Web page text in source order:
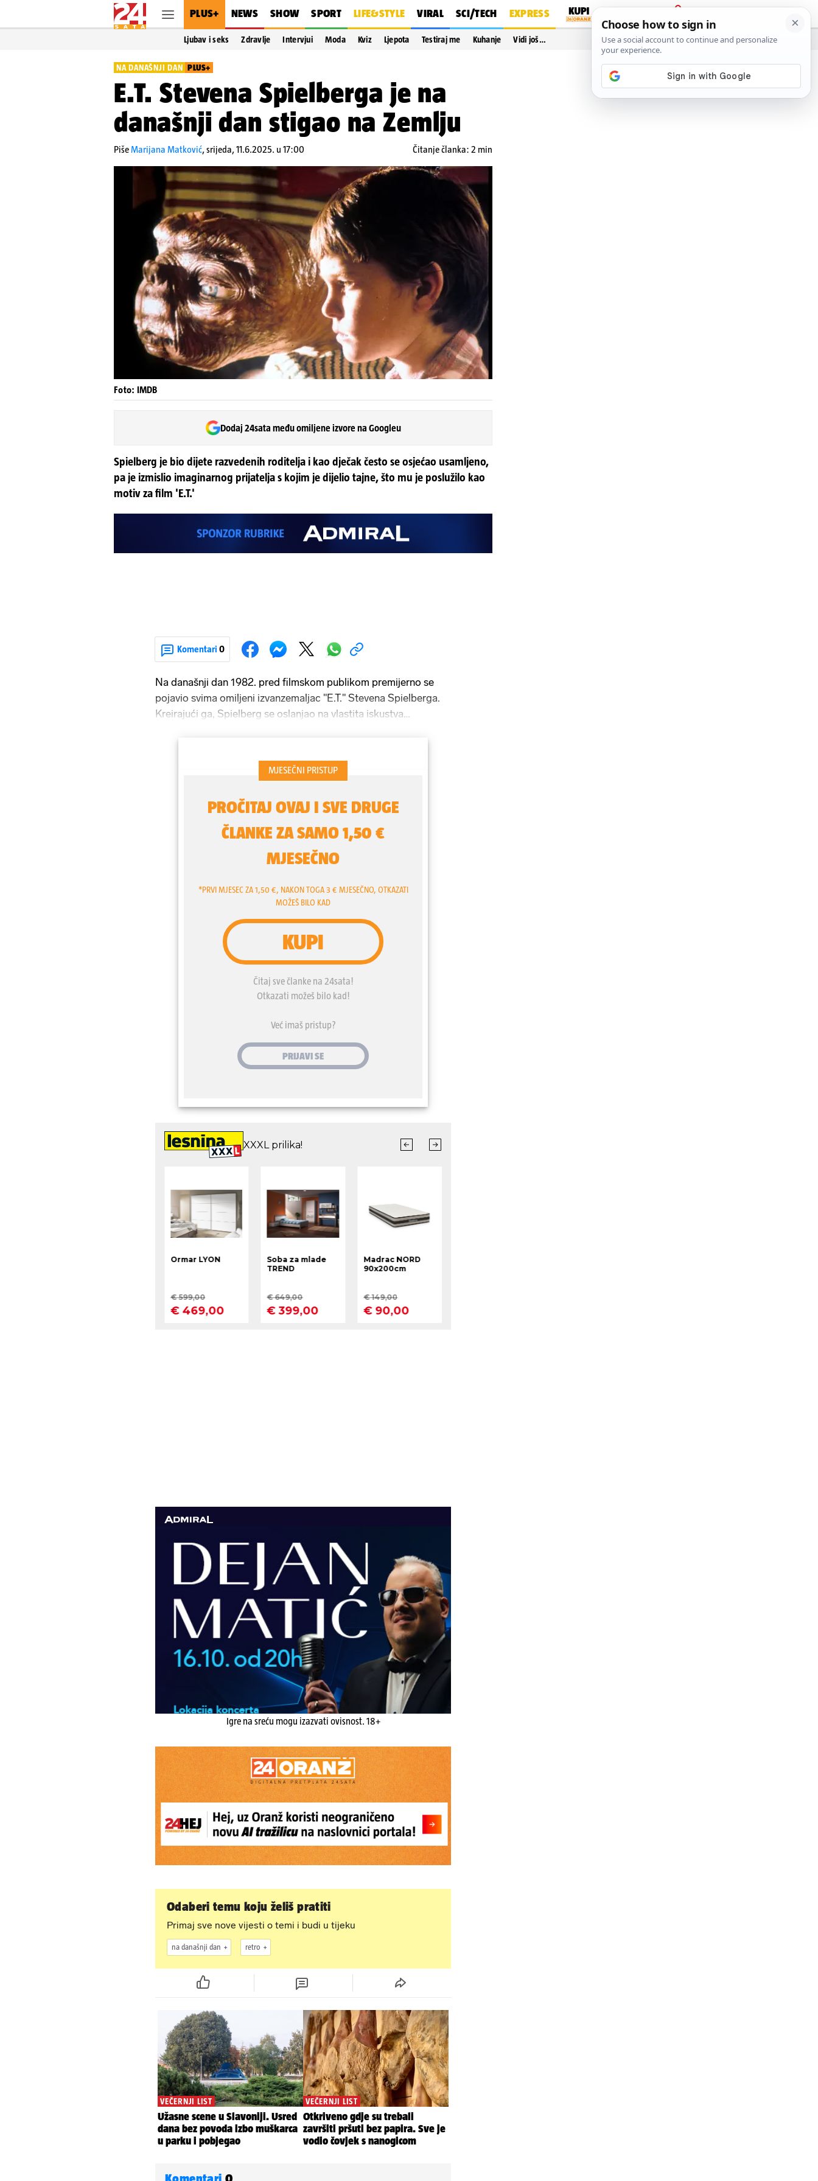
PLUS+ NEWS SHOW SPORT LIFE&STYLE VIRAL SCI/TECH EXPRESS
PRIJAVA
Ljubav i seks Zdravlje Intervjui Moda Kviz Ljepota Testiraj me Kuhanje Vidi još…
NA DANAŠNJI DAN PLUS+
E.T. Stevena Spielberga je na
današnji dan stigao na Zemlju
PišeMarijana Matković,srijeda, 11.6.2025. u 17:00 Čitanje članka: 2 min
Foto: IMDB
Dodaj 24sata među omiljene izvore na Googleu
Spielberg je bio dijete razvedenih roditelja i kao dječak često se osjećao usamljeno,
pa je izmislio imaginarnog prijatelja s kojim je dijelio tajne, što mu je poslužilo kao
motiv za film 'E.T.'
Komentari 0
Na današnji dan 1982. pred filmskom publikom premijerno se
pojavio svima omiljeni izvanzemaljac "E.T." Stevena Spielberga.
Kreirajući ga, Spielberg se oslanjao na vlastita iskustva
izmislivši imaginarnog prijatelja, pa je taj motiv iskoristio i
stvarajući ovaj klasik znanstvene fantastike.
Igre na sreću mogu izazvati ovisnost. 18+
Odaberi temu koju želiš pratiti
Primaj sve nove vijesti o temi i budi u tijeku
na današnji dan retro